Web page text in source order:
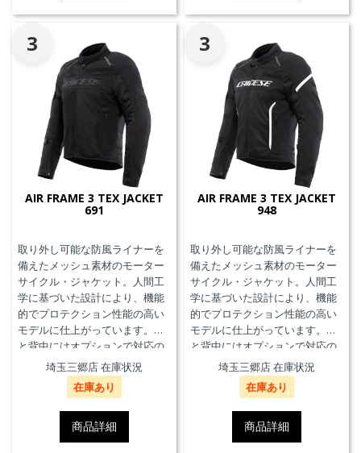
3
AIR FRAME 3 TEX JACKET
691
取り外し可能な防風ライナーを
備えたメッシュ素材のモーター
サイクル・ジャケット。人間工
学に基づいた設計により、機能
的でプロテクション性能の高い
モデルに仕上がっています。胸
と背中にはオプションで対応の
プロテクターを装着することが
できます。また、防水の内ポケ
ット、EN17092クラスA認証、パ
ンツと接続可能なファスナーを
備えています。
埼玉三郷店 在庫状況
在庫あり
商品詳細
3
AIR FRAME 3 TEX JACKET
948
取り外し可能な防風ライナーを
備えたメッシュ素材のモーター
サイクル・ジャケット。人間工
学に基づいた設計により、機能
的でプロテクション性能の高い
モデルに仕上がっています。胸
と背中にはオプションで対応の
プロテクターを装着することが
できます。また、防水の内ポケ
ット、EN17092クラスA認証、パ
ンツと接続可能なファスナーを
備えています。
埼玉三郷店 在庫状況
在庫あり
商品詳細